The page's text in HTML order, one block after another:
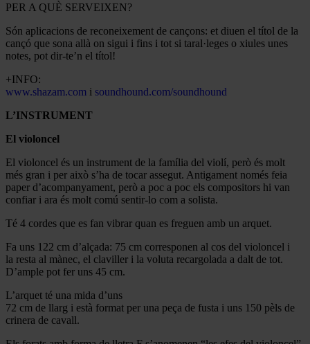
PER A QUÈ SERVEIXEN?
Són aplicacions de reconeixement de cançons: et diuen el títol de la
cançó que sona allà on sigui i fins i tot si taral·leges o xiules unes
notes, pot dir-te’n el títol!
+INFO:
www.shazam.com i soundhound.com/soundhound
L’INSTRUMENT
El violoncel
El violoncel és un instrument de la família del violí, però és molt
més gran i per això s’ha de tocar assegut. Antigament només feia
paper d’acompanyament, però a poc a poc els compositors hi van
confiar i ara és molt comú sentir-lo com a solista.
Té 4 cordes que es fan vibrar quan es freguen amb un arquet.
Fa uns 122 cm d’alçada: 75 cm corresponen al cos del violoncel i
la resta al mànec, el claviller i la voluta recargolada a dalt de tot.
D’ample pot fer uns 45 cm.
L’arquet té una mida d’uns
72 cm de llarg i està format per una peça de fusta i uns 150 pèls de
crinera de cavall.